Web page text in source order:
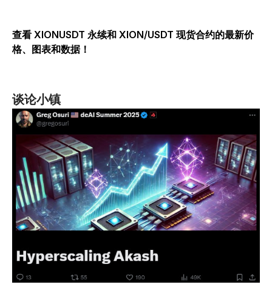
查看 XIONUSDT 永续和 XION/USDT 现货合约的最新价
格、图表和数据！
谈论小镇